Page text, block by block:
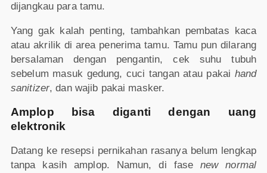
dijangkau para tamu.
Yang gak kalah penting, tambahkan pembatas kaca
atau akrilik di area penerima tamu. Tamu pun dilarang
bersalaman dengan pengantin, cek suhu tubuh
sebelum masuk gedung, cuci tangan atau pakai hand
sanitizer, dan wajib pakai masker.
Amplop bisa diganti dengan uang
elektronik
Datang ke resepsi pernikahan rasanya belum lengkap
tanpa kasih amplop. Namun, di fasenew normal